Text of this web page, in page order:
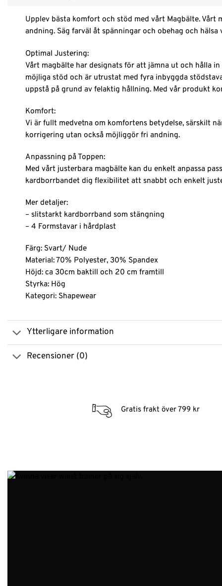
Upplev bästa komfort och stöd med vårt Magbälte.
andning. Säg farväl åt spänningar och obehag och
Optimal Justering:
Vårt magbälte har designats för att jämna ut och hålla
möjliga stöd och är utrustat med fyra inbyggda
uppstå på grund av felaktig hållning. Med vår produkt
Komfort:
Vi är fullt medvetna om komfortens betydelse, särskilt
korrigering utan också möjliggör fri andning.
Anpassning på Toppen:
Med vårt justerbara magbälte kan du enkelt anpassa
kardborrbandet dig flexibilitet att snabbt och enkelt
Mer detaljer:
– slitstarkt kardborrband som stängning
– 4 Formstavar i hårdplast
Färg: Svart/ Nude
Material: 70% Polyester, 30% Spandex
Höjd: ca 30cm baktill och 20 cm framtill
Styrka: Hög
Kategori: Shapewear
Ytterligare information
Recensioner (0)
Gratis frakt över 799 kr